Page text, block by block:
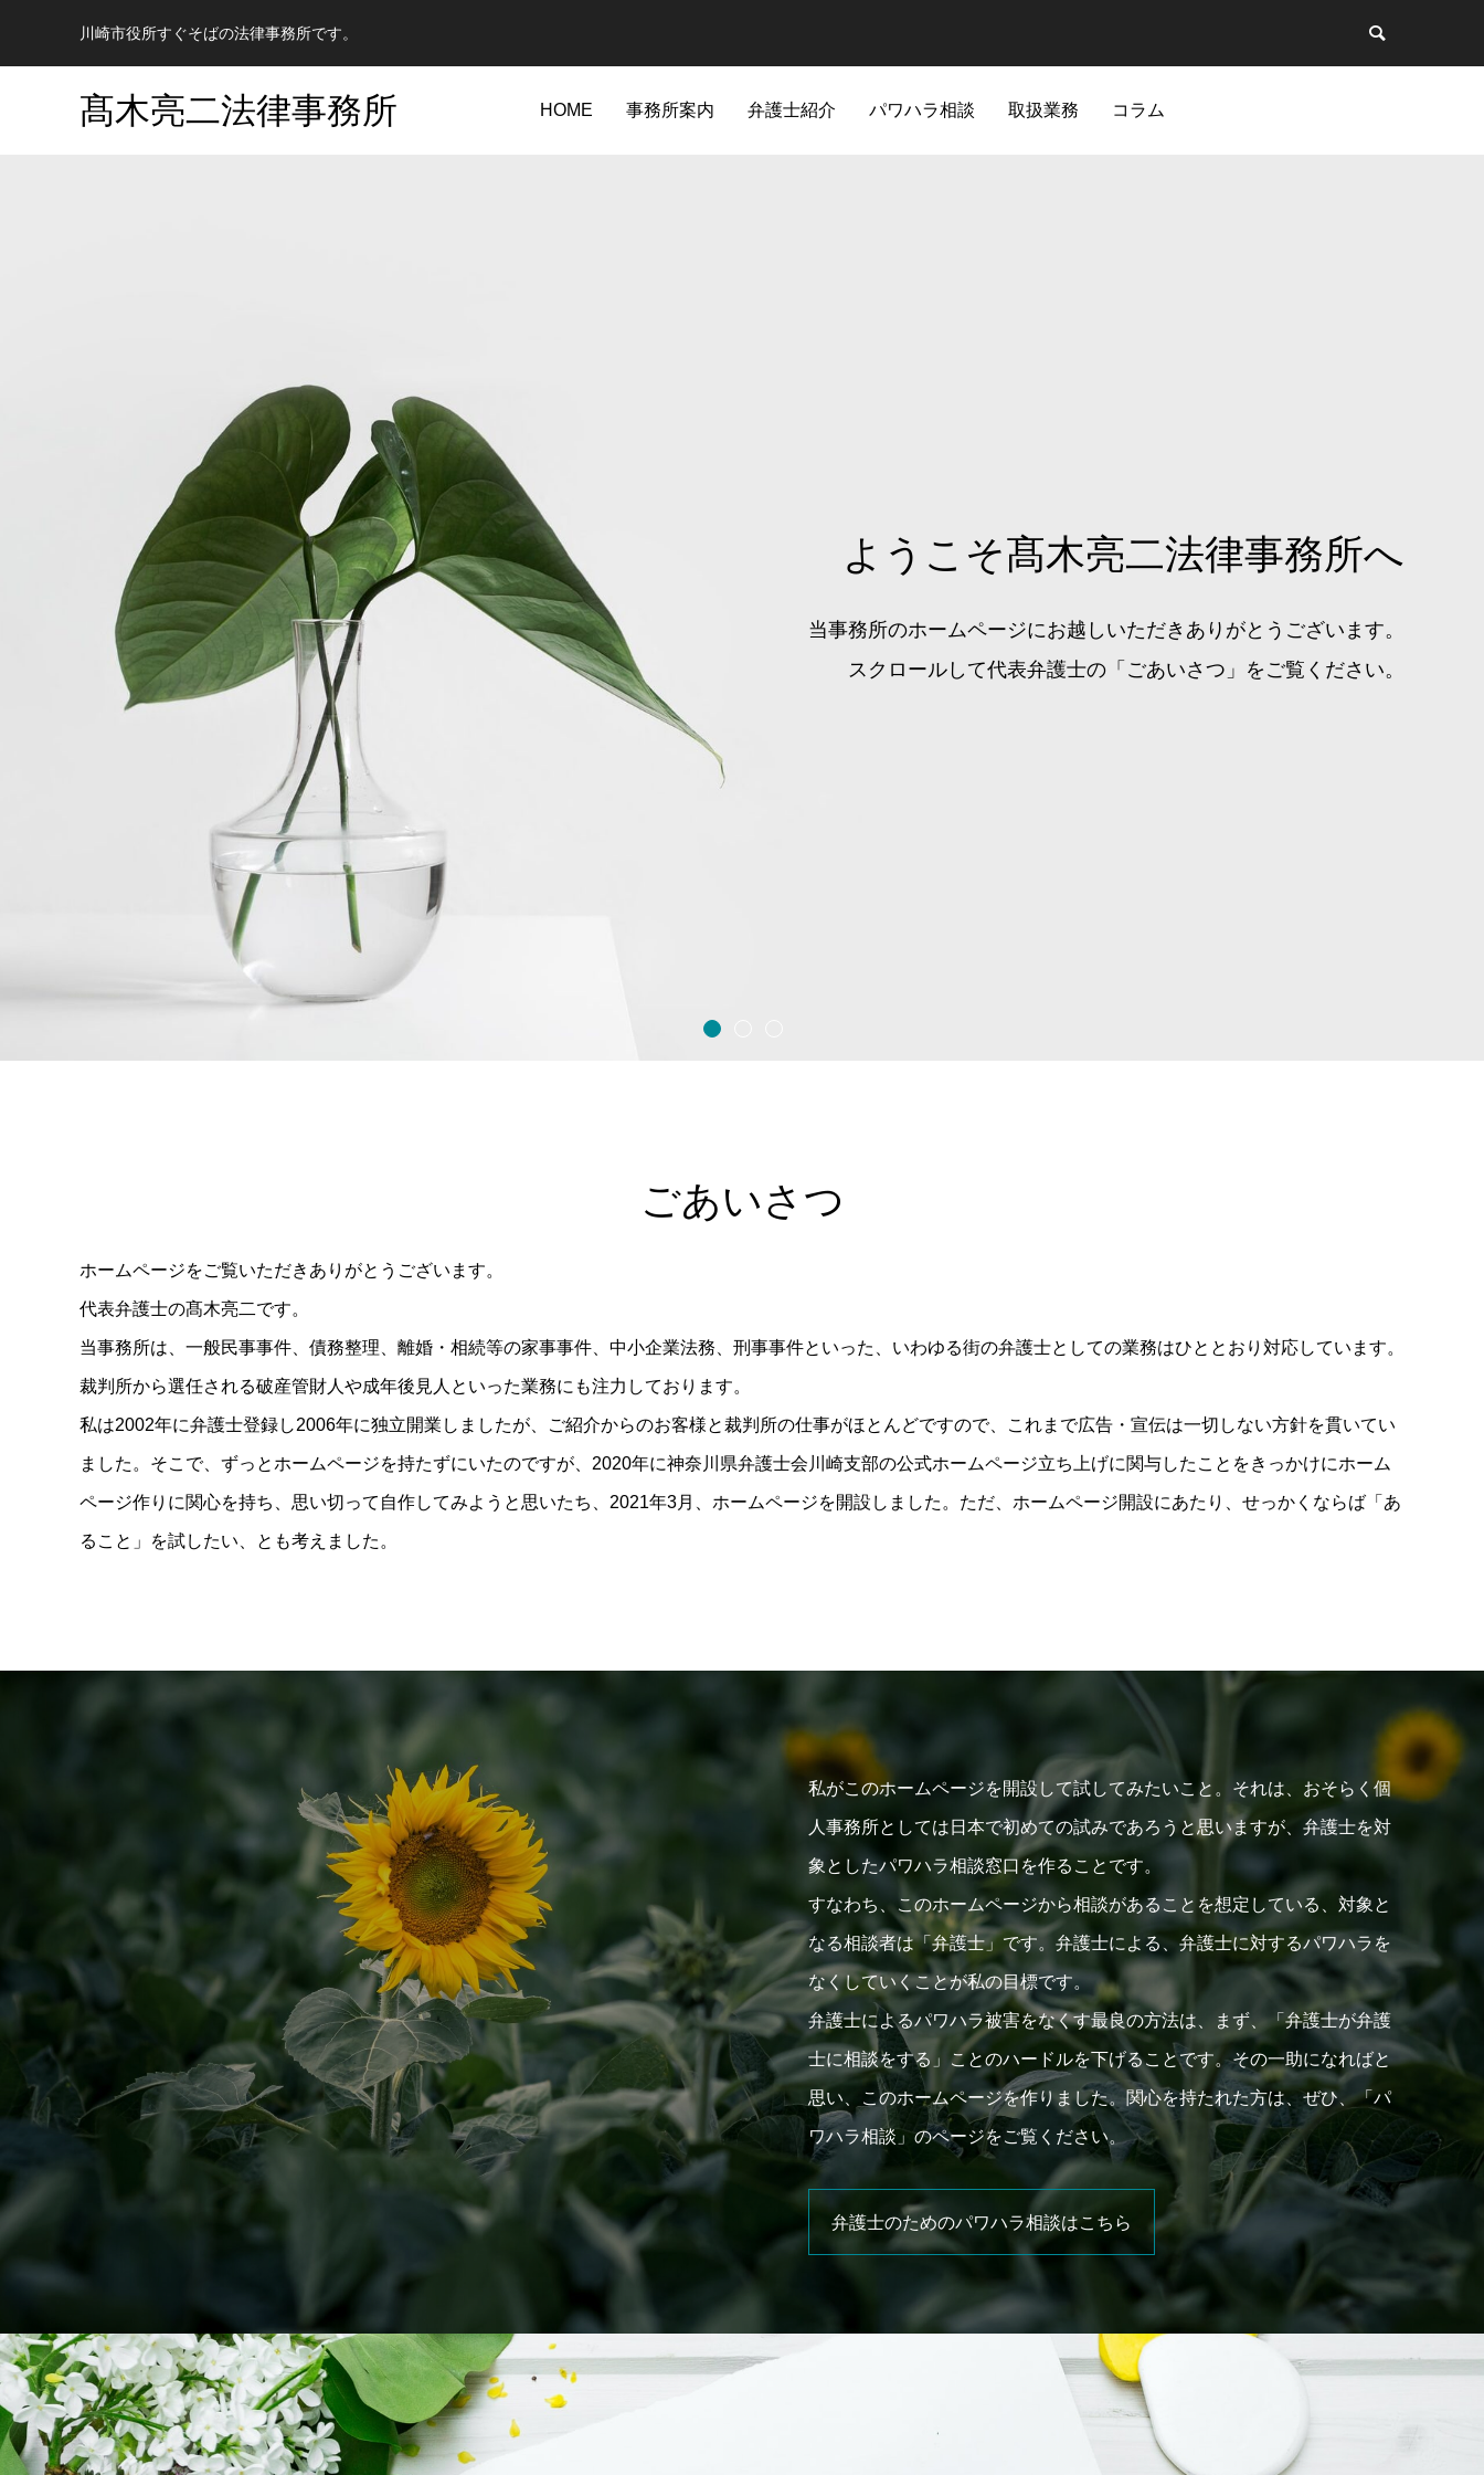
川崎市役所すぐそばの法律事務所です。
髙木亮二法律事務所 HOME 事務所案内 弁護士紹介 パワハラ相談 取扱業務 コラム
ようこそ髙木亮二法律事務所へ
当事務所のホームページにお越しいただきありがとうございます。
スクロールして代表弁護士の「ごあいさつ」をご覧ください。
ごあいさつ
ホームページをご覧いただきありがとうございます。
代表弁護士の髙木亮二です。
当事務所は、一般民事事件、債務整理、離婚・相続等の家事事件、中小企業法務、刑事事件といった、いわゆる街の弁護士としての業務はひととおり対応しています。
裁判所から選任される破産管財人や成年後見人といった業務にも注力しております。
私は2002年に弁護士登録し2006年に独立開業しましたが、ご紹介からのお客様と裁判所の仕事がほとんどですので、これまで広告・宣伝は一切しない方針を貫いてい
ました。そこで、ずっとホームページを持たずにいたのですが、2020年に神奈川県弁護士会川崎支部の公式ホームページ立ち上げに関与したことをきっかけにホーム
ページ作りに関心を持ち、思い切って自作してみようと思いたち、2021年3月、ホームページを開設しました。ただ、ホームページ開設にあたり、せっかくならば「あ
ること」を試したい、とも考えました。
私がこのホームページを開設して試してみたいこと。それは、おそらく個
人事務所としては日本で初めての試みであろうと思いますが、弁護士を対
象としたパワハラ相談窓口を作ることです。
すなわち、このホームページから相談があることを想定している、対象と
なる相談者は「弁護士」です。弁護士による、弁護士に対するパワハラを
なくしていくことが私の目標です。
弁護士によるパワハラ被害をなくす最良の方法は、まず、「弁護士が弁護
士に相談をする」ことのハードルを下げることです。その一助になればと
思い、このホームページを作りました。関心を持たれた方は、ぜひ、「パ
ワハラ相談」のページをご覧ください。
弁護士のためのパワハラ相談はこちら